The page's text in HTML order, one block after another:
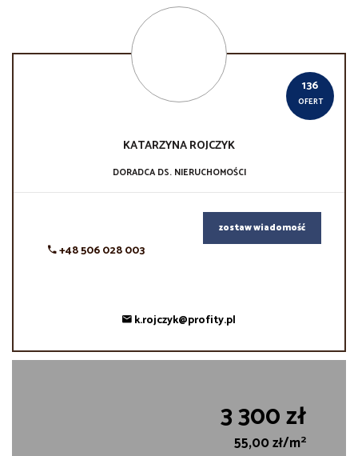
136
OFERT
KATARZYNAROJCZYK
DORADCA DS. NIERUCHOMOŚCI
+48 506 028 003
zostaw wiadomość
k.rojczyk@profity.pl
3 300 zł
55,00 zł/m2